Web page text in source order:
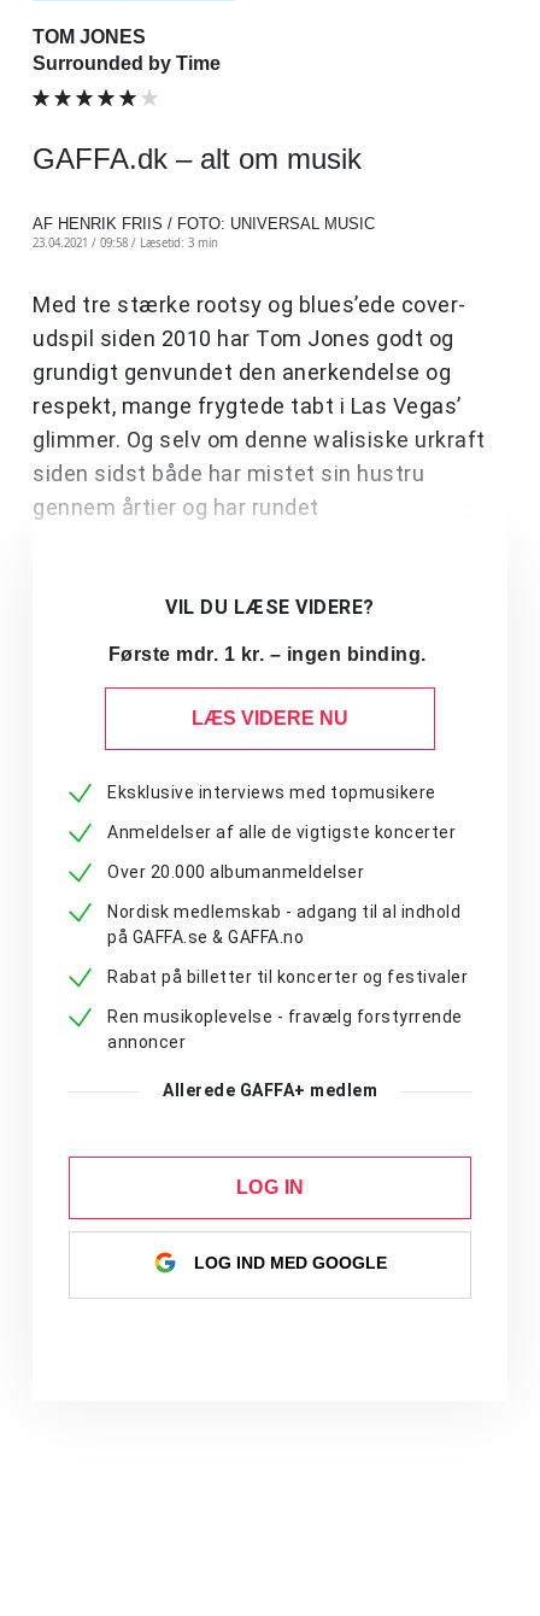
TOM JONES
Surrounded by Time
GAFFA.dk – alt om musik
AF HENRIK FRIIS / FOTO: UNIVERSAL MUSIC
23.04.2021 / 09:58 / Læsetid: 3 min
Med tre stærke rootsy og blues’ede cover-
udspil siden 2010 har Tom Jones godt og
grundigt genvundet den anerkendelse og
respekt, mange frygtede tabt i Las Vegas’
glimmer. Og selv om denne walisiske urkraft
siden sidst både har mistet sin hustru
gennem årtier og har rundet
VIL DU LÆSE VIDERE?
Første mdr. 1 kr. – ingen binding.
LÆS VIDERE NU
Eksklusive interviews med topmusikere
Anmeldelser af alle de vigtigste koncerter
Over 20.000 albumanmeldelser
Nordisk medlemskab - adgang til al indhold
på GAFFA.se & GAFFA.no
Rabat på billetter til koncerter og festivaler
Ren musikoplevelse - fravælg forstyrrende
annoncer
Allerede GAFFA+ medlem
LOG IN
LOG IND MED GOOGLE